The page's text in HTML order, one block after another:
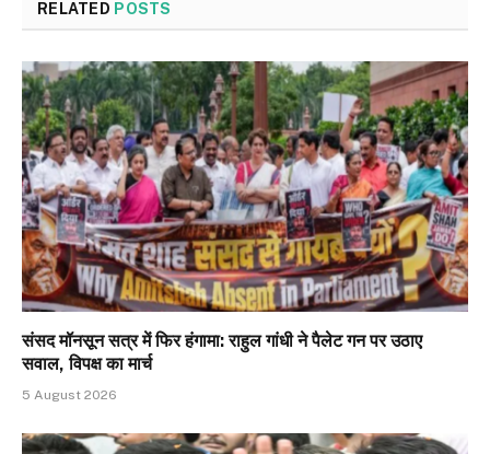
RELATED POSTS
संसद मॉनसून सत्र में फिर हंगामा: राहुल गांधी ने पैलेट गन पर उठाए
सवाल, विपक्ष का मार्च
5 August 2026